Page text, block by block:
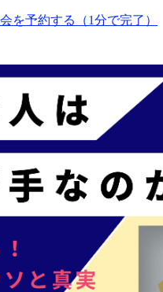
を予約する（1分で完了）